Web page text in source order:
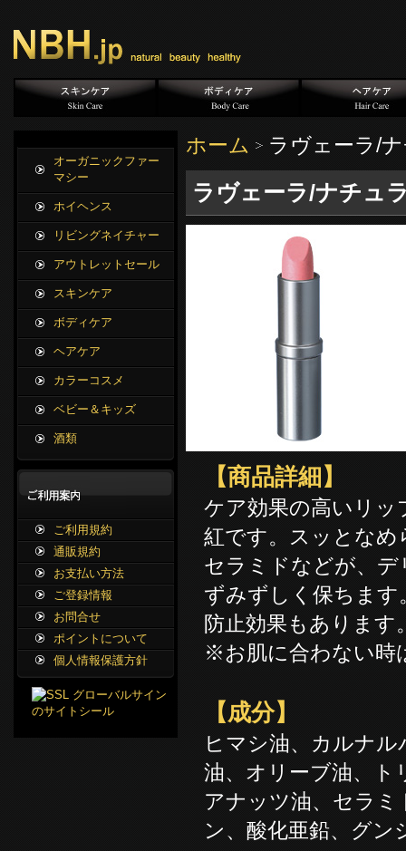
ホーム ラヴェーラ/
ラヴェーラ/ナチュ
【商品詳細】
ケア効果の高いリッ
紅です。スッとなめ
セラミドなどが、
ずみずしく保ちま
防止効果もあります
※お肌に合わない時
【成分】
ヒマシ油、カルナ
油、オリーブ油、ト
アナッツ油、セラミ
ン、酸化亜鉛、グ
オーガニックファー
マシー
ホイヘンス
リビングネイチャー
アウトレットセール
スキンケア
ボディケア
ヘアケア
カラーコスメ
ベビー＆キッズ
酒類
ご利用規約
通販規約
お支払い方法
ご登録情報
お問合せ
ポイントについて
個人情報保護方針